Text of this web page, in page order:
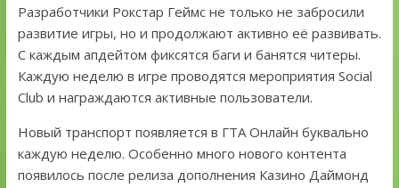
Разработчики Рокстар Геймс не только не забросили
развитие игры, но и продолжают активно её развивать.
С каждым апдейтом фиксятся баги и банятся читеры.
Каждую неделю в игре проводятся мероприятия Social
Club и награждаются активные пользователи.
Новый транспорт появляется в ГТА Онлайн буквально
каждую неделю. Особенно много нового контента
появилось после релиза дополнения Казино Даймонд